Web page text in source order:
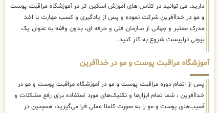
دارید، می توانید در کلاس های اموزش اسکین کر در آموزشگاه مراقبت پوست
و مو در خداآفرین شرکت نموده و پس از یادگیری و کسب مهارت با اخذ
مدرک معتبر و جهانی از سازمان فنی و حرفه ای، بدون وقفه به عنوان یک
بیوتی تراپیست شروع به کار کنید.
آموزشگاه مراقبت پوست و مو در خداآفرین
پس از اتمام دوره مراقبت پوست و مو در آموزشگاه مراقبت پوست و مو در
خداآفرین ، شما تمام ابزارها و تکنیک‌های مورد استفاده برای رفع مشکلات و
آسیب‌های پوست و مو را به صورت کاملا عملی فرا می‌گیرید، همچنین در